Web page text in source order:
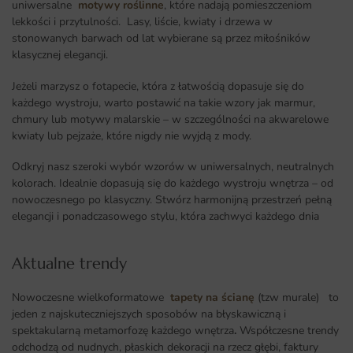
uniwersalne motywy roślinne, które nadają pomieszczeniom
lekkości i przytulności. Lasy, liście, kwiaty i drzewa w
stonowanych barwach od lat wybierane są przez miłośników
klasycznej elegancji.
Jeżeli marzysz o fotapecie, która z łatwością dopasuje się do
każdego wystroju, warto postawić na takie wzory jak marmur,
chmury lub motywy malarskie – w szczególności na akwarelowe
kwiaty lub pejzaże, które nigdy nie wyjdą z mody.
Odkryj nasz szeroki wybór wzorów w uniwersalnych, neutralnych
kolorach. Idealnie dopasują się do każdego wystroju wnętrza – od
nowoczesnego po klasyczny. Stwórz harmonijną przestrzeń pełną
elegancji i ponadczasowego stylu, która zachwyci każdego dnia
Aktualne trendy​
Nowoczesne wielkoformatowe tapety na ścianę (tzw murale) to
jeden z najskuteczniejszych sposobów na błyskawiczną i
spektakularną metamorfozę każdego wnętrza. Współczesne trendy
odchodzą od nudnych, płaskich dekoracji na rzecz głębi, faktury